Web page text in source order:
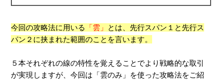
今回の攻略法に用いる 「雲」 とは、先行スパン１と先行ス
パン２に挟まれた範囲のことを言います。
５本それぞれの線の特性を覚えることでより戦略的な取引
が実現しますが、今回は「雲のみ」を使った攻略法をご紹